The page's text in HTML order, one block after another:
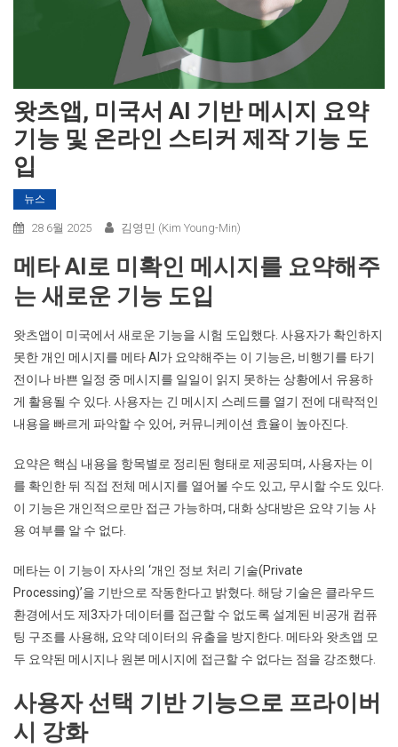
왓츠앱, 미국서 AI 기반 메시지 요약
기능 및 온라인 스티커 제작 기능 도
입
뉴스
28 6월 2025 김영민 (Kim Young-Min)
메타 AI로 미확인 메시지를 요약해주
는 새로운 기능 도입
왓츠앱이 미국에서 새로운 기능을 시험 도입했다. 사용자가 확인하지
못한 개인 메시지를 메타 AI가 요약해주는 이 기능은, 비행기를 타기
전이나 바쁜 일정 중 메시지를 일일이 읽지 못하는 상황에서 유용하
게 활용될 수 있다. 사용자는 긴 메시지 스레드를 열기 전에 대략적인
내용을 빠르게 파악할 수 있어, 커뮤니케이션 효율이 높아진다.
요약은 핵심 내용을 항목별로 정리된 형태로 제공되며, 사용자는 이
를 확인한 뒤 직접 전체 메시지를 열어볼 수도 있고, 무시할 수도 있다.
이 기능은 개인적으로만 접근 가능하며, 대화 상대방은 요약 기능 사
용 여부를 알 수 없다.
메타는 이 기능이 자사의 ‘개인 정보 처리 기술(Private
Processing)’을 기반으로 작동한다고 밝혔다. 해당 기술은 클라우드
환경에서도 제3자가 데이터를 접근할 수 없도록 설계된 비공개 컴퓨
팅 구조를 사용해, 요약 데이터의 유출을 방지한다. 메타와 왓츠앱 모
두 요약된 메시지나 원본 메시지에 접근할 수 없다는 점을 강조했다.
사용자 선택 기반 기능으로 프라이버
시 강화